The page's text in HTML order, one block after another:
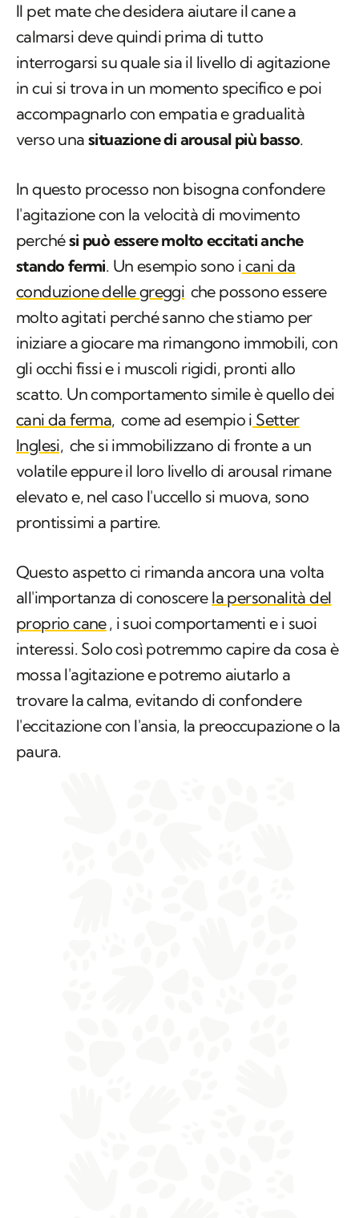
Il pet mate che desidera aiutare il cane a
calmarsi deve quindi prima di tutto
interrogarsi su quale sia il livello di agitazione
in cui si trova in un momento specifico e poi
accompagnarlo con empatia e gradualità
verso una situazione di arousal più basso.
In questo processo non bisogna confondere
l'agitazione con la velocità di movimento
perchési può essere molto eccitati anche
stando fermi. Un esempio sono i cani da
conduzione delle greggi che possono essere
molto agitati perché sanno che stiamo per
iniziare a giocare ma rimangono immobili, con
gli occhi fissi e i muscoli rigidi, pronti allo
scatto. Un comportamento simile è quello dei
cani da ferma, come ad esempio i Setter
Inglesi, che si immobilizzano di fronte a un
volatile eppure il loro livello di arousal rimane
elevato e, nel caso l'uccello si muova, sono
prontissimi a partire.
Questo aspetto ci rimanda ancora una volta
all'importanza di conoscere la personalità del
proprio cane, i suoi comportamenti e i suoi
interessi. Solo così potremmo capire da cosa è
mossa l'agitazione e potremo aiutarlo a
trovare la calma, evitando di confondere
l'eccitazione con l'ansia, la preoccupazione o la
paura.